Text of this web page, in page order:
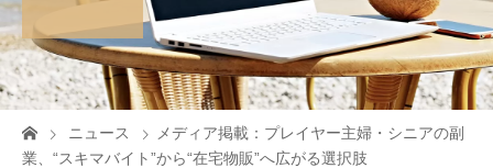
ニュース
メディア掲載：プレイヤー主婦・シニアの副
業、“スキマバイト”から“在宅物販”へ広がる選択肢